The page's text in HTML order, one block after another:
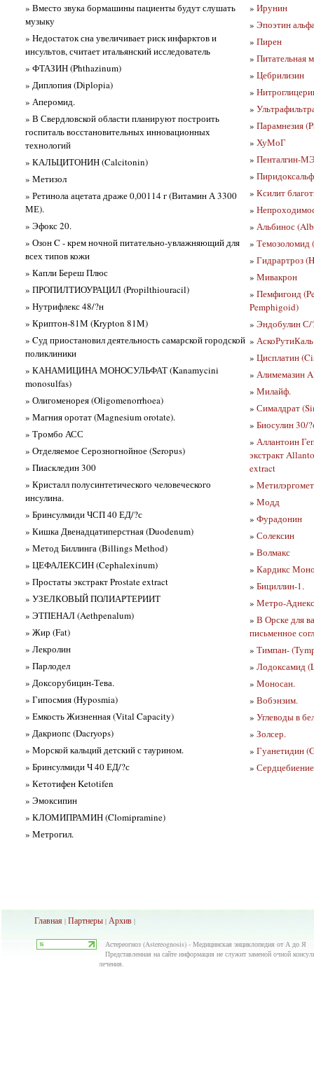
» Вместо звука бормашины пациенты будут слушать
музыку
» Недостаток сна увеличивает риск инфарктов и
инсультов, считает итальянский исследователь
» ФТАЗИН (Phthazinum)
» Диплопия (Diplopia)
» Аперомид.
» В Свердловской области планируют построить
госпиталь восстановительных инновационных
технологий
» КАЛЬЦИТОНИН (Calcitonin)
» Метизол
» Ретинола ацетата драже 0,00114 г (Витамин А 3300
МЕ).
» Эфокс 20.
» Озон C - крем ночной питательно-увлажняющий для
всех типов кожи
» Капли Береш Плюс
» ПРОПИЛТИОУРАЦИЛ (Propilthiouracil)
» Нутрифлекс 48/?н
» Криптон-81М (Krypton 81M)
» Cуд приостановил деятельность cамарской городской
поликлиники
» КАНАМИЦИНА МОНОСУЛЬФАТ (Kanamycini
monosulfas)
» Олигоменорея (Oligomenorrhoea)
» Магния оротат (Magnesium orotate).
» Тромбо АСС
» Отделяемое Серозногнойное (Seropus)
» Пиаскледин 300
» Кристалл полусинтетического человеческого
инсулина.
» Бринсулмиди ЧСП 40 ЕД/?с
» Кишка Двенадцатиперстная (Duodenum)
» Метод Биллинга (Billings Method)
» ЦЕФАЛЕКСИН (Cephalexinum)
» Простаты экстракт Prostate extract
» УЗЕЛКОВЫЙ ПОЛИАРТЕРИИТ
» ЭТПЕНАЛ (Aethpenalum)
» Жир (Fat)
» Лекролин
» Парлодел
» Доксорубицин-Тева.
» Гипосмия (Hyposmia)
» Емкость Жизненная (Vital Capacity)
» Дакриопс (Dacryops)
» Морской кальций детский с таурином.
» Бринсулмиди Ч 40 ЕД/?с
» Кетотифен Ketotifen
» Эмоксипин
» КЛОМИПРАМИН (Clomipramine)
» Метрогил.
» Ирунин
» Эпоэтин
» Пирен
» Питательная
» Цебрилизин
»
»
» Парамнезия
» ХуМоГ
» Пенталгин-
»
» Ксилит
»
» Альбинос
» Темозоломид
» Гидрартроз
» Мивакрон
» Пемфигоид
Pemphigoid)
» Эндобулин С/
»
» Цисплатин
» Алимемазин
» Милайф.
» Сималдрат
» Биосулин 30/
» Аллантоин
экстракт
extract
»
» Модд
» Фурадонин
» Солексин
» Волмакс
» Кардикс
» Бициллин-1.
» Метро-
» В Орске для
письменное
» Тимпан-
» Лодоксамид
» Моносан.
» Вобэнзим.
» Углеводы в
» Золсер.
» Гуанетидин
»
Главная | Партнеры | Архив |
Астереогноз (Astereognosis) - Медицинская энциклопедия от А до Я
Представленная на сайте информация не служит заменой очной
лечения.